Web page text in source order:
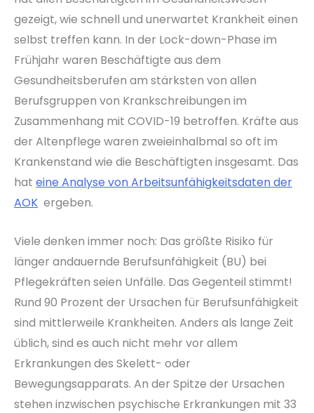
gezeigt, wie schnell und unerwartet Krankheit einen
selbst treffen kann. In der Lock-down-Phase im
Frühjahr waren Beschäftigte aus dem
Gesundheitsberufen am stärksten von allen
Berufsgruppen von Krankschreibungen im
Zusammenhang mit COVID-19 betroffen. Kräfte aus
der Altenpflege waren zweieinhalbmal so oft im
Krankenstand wie die Beschäftigten insgesamt. Das
hat eine Analyse von Arbeitsunfähigkeitsdaten der
AOK ergeben.
Viele denken immer noch: Das größte Risiko für
länger andauernde Berufsunfähigkeit (BU) bei
Pflegekräften seien Unfälle. Das Gegenteil stimmt!
Rund 90 Prozent der Ursachen für Berufsunfähigkeit
sind mittlerweile Krankheiten. Anders als lange Zeit
üblich, sind es auch nicht mehr vor allem
Erkrankungen des Skelett- oder
Bewegungsapparats. An der Spitze der Ursachen
stehen inzwischen psychische Erkrankungen mit 33